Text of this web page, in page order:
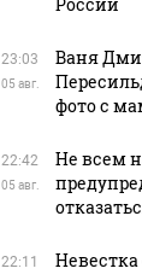
23:03
05 авг.
Ваня
фото с
22:42
05 авг.
Не всем
22:11
Невестка